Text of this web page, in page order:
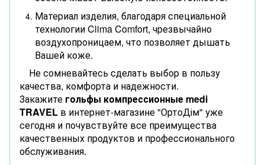
Материал изделия, благодаря специальной
технологии Clima Comfort, чрезвычайно
воздухопроницаем, что позволяет дышать
Вашей коже.
Не сомневайтесь сделать выбор в пользу
качества, комфорта и надежности.
Закажите гольфы компрессионные medi
TRAVEL в интернет-магазине "ОртоДім" уже
сегодня и почувствуйте все преимущества
качественных продуктов и профессионального
обслуживания.